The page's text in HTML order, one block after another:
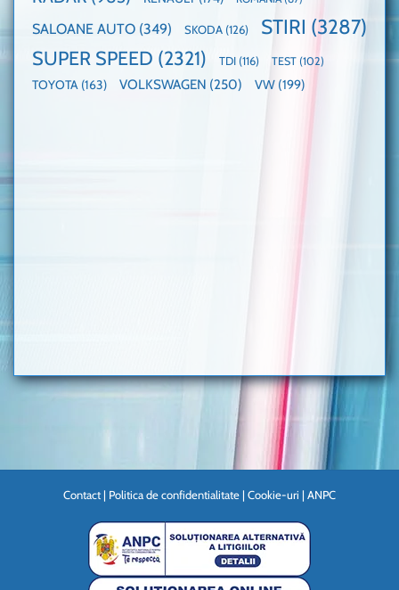
SALOANE AUTO (349) SKODA (126) STIRI (3287)
SUPER SPEED (2321) TDI (116) TEST (102)
TOYOTA (163) VOLKSWAGEN (250) VW (199)
Contact | Politica de confidentialitate | Cookie-uri | ANPC